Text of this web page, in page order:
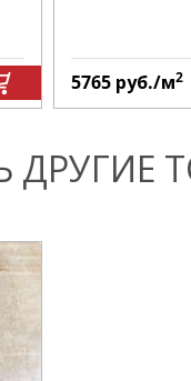
5765 руб./м2
ДРУГИЕ